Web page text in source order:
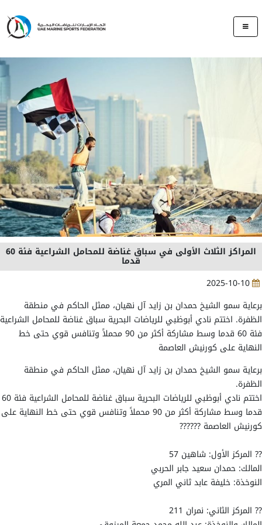
المراكز الثلاث الأولى في سباق غناضة للمحامل الشراعية فئة 60
قدما
2025-10-10
برعاية سمو الشيخ حمدان بن زايد آل نهيان، ممثل الحاكم في منطقة
الظفرة. اختتم نادي أبوظبي للرياضات البحرية سباق غناضة للمحامل الشراعية
فئة 60 قدما وسط مشاركة أكثر من 90 محملاً وتنافس قوي حتى خط
النهاية على كورنيش العاصمة
برعاية سمو الشيخ حمدان بن زايد آل نهيان، ممثل الحاكم في منطقة
الظفرة.
اختتم نادي أبوظبي للرياضات البحرية سباق غناضة للمحامل الشراعية فئة 60
قدما وسط مشاركة أكثر من 90 محملاً وتنافس قوي حتى خط النهاية على
كورنيش العاصمة ??????
?? المركز الأول: شاهين 57
المالك: حمدان سعيد جابر الحربي
النوخذة: خليفة عابد ثاني المري
?? المركز الثاني: نمران 211